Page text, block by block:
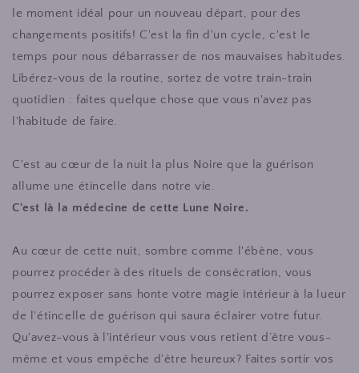
le moment idéal pour un nouveau départ, pour des
changements positifs! C'est la fin d'un cycle, c'est le
temps pour nous débarrasser de nos mauvaises habitudes.
Libérez-vous de la routine, sortez de votre train-train
quotidien : faites quelque chose que vous n'avez pas
l'habitude de faire.
C'est au cœur de la nuit la plus Noire que la guérison
allume une étincelle dans notre vie.
C'est là la médecine de cette Lune Noire.
Au cœur de cette nuit, sombre comme l'ébène, vous
pourrez procéder à des rituels de consécration, vous
pourrez exposer sans honte votre magie intérieur à la lueur
de l'étincelle de guérison qui saura éclairer votre futur.
Qu'avez-vous à l'intérieur vous vous retient d’être vous-
même et vous empêche d'être heureux? Faites sortir vos